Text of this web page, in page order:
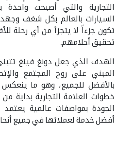
التجارية والتي أصبحت
السيارات بالعالم بكل شغف
تكون جزءاً لا يتجزأ من أي رحلة
تحقيق أحلامهم.
الهدف الذي جعل دونغ فينغ
المبني على روح المجتمع
بالأفضل للجميع، وهو ما
خطوات العلامة التجارية بداية
الجودة بمواصفات عالمية يعتمد
أفضل خدمة لعملائها في جميع أنحاء